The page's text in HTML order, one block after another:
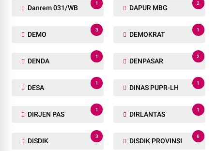
Danrem 031/WB
1
DAPUR MBG
2
DEMO
3
DEMOKRAT
1
DENDA
1
DENPASAR
2
DESA
1
DINAS PUPR-LH
1
DIRJEN PAS
1
DIRLANTAS
1
DISDIK
3
DISDIK PROVINSI
6